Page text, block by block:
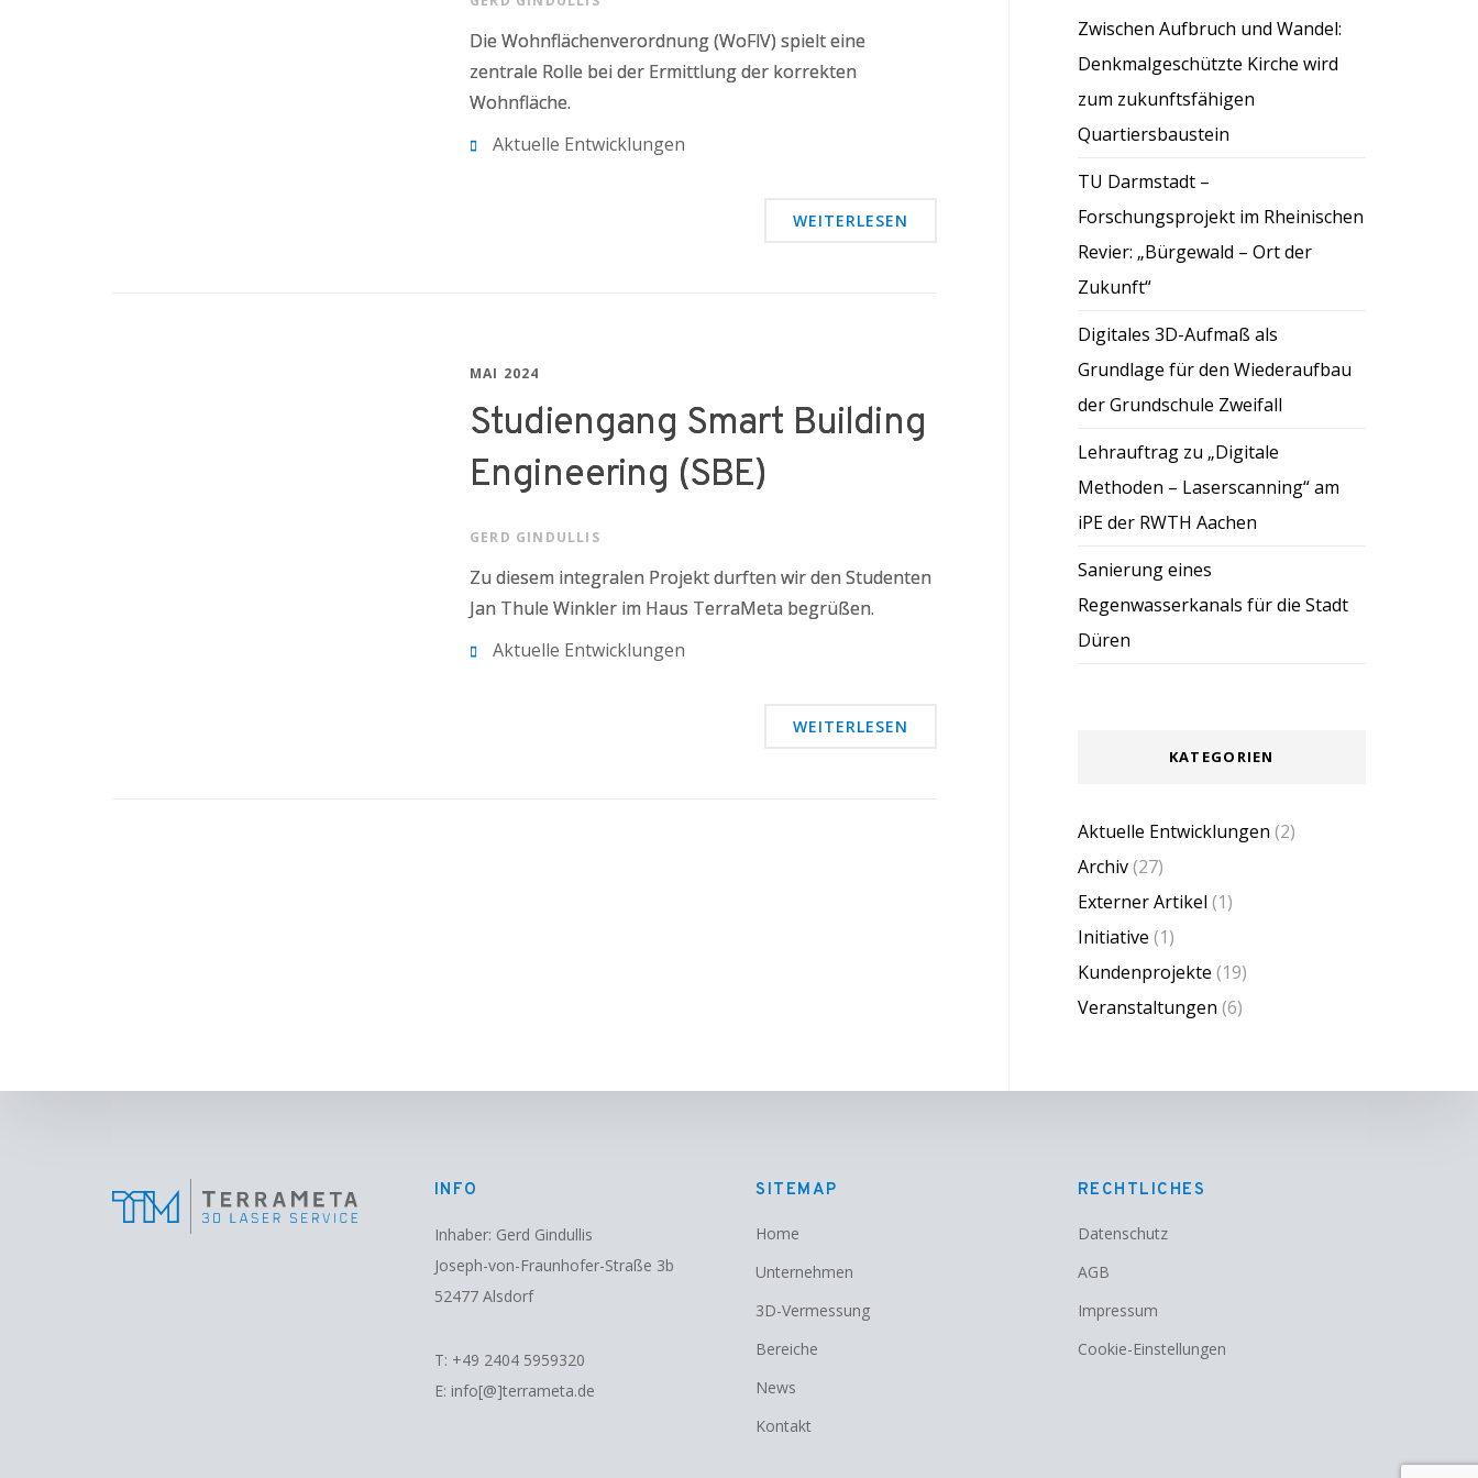
Die Wohnflächenverordnung (WoFlV) spielt eine
zentrale Rolle bei der Ermittlung der korrekten
Wohnfläche.
Aktuelle Entwicklungen
WEITERLESEN
MAI 2024
Studiengang Smart Building
Engineering (SBE)
GERD GINDULLIS
Zu diesem integralen Projekt durften wir den Studenten
Jan Thule Winkler im Haus TerraMeta begrüßen.
Aktuelle Entwicklungen
WEITERLESEN
Zwischen Aufbruch und Wandel:
Denkmalgeschützte Kirche wird
zum zukunftsfähigen
Quartiersbaustein
TU Darmstadt –
Forschungsprojekt im Rheinischen
Revier: „Bürgewald – Ort der
Zukunft“
Digitales 3D-Aufmaß als
Grundlage für den Wiederaufbau
der Grundschule Zweifall
Lehrauftrag zu „Digitale
Methoden – Laserscanning“ am
iPE der RWTH Aachen
Sanierung eines
Regenwasserkanals für die Stadt
Düren
KATEGORIEN
Aktuelle Entwicklungen (2)
Archiv(27)
Externer Artikel (1)
Initiative (1)
Kundenprojekte (19)
Veranstaltungen (6)
INFO
Inhaber: Gerd Gindullis
Joseph-von-Fraunhofer-Straße 3b
52477 Alsdorf
T: +49 2404 5959320
E: info[@]terrameta.de
SITEMAP
Home
Unternehmen
3D-Vermessung
Bereiche
News
Kontakt
RECHTLICHES
Datenschutz
AGB
Impressum
Cookie-Einstellungen